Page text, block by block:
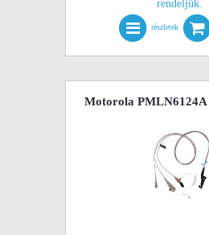
rendeljük.
részletek
Motorola PMLN6124A